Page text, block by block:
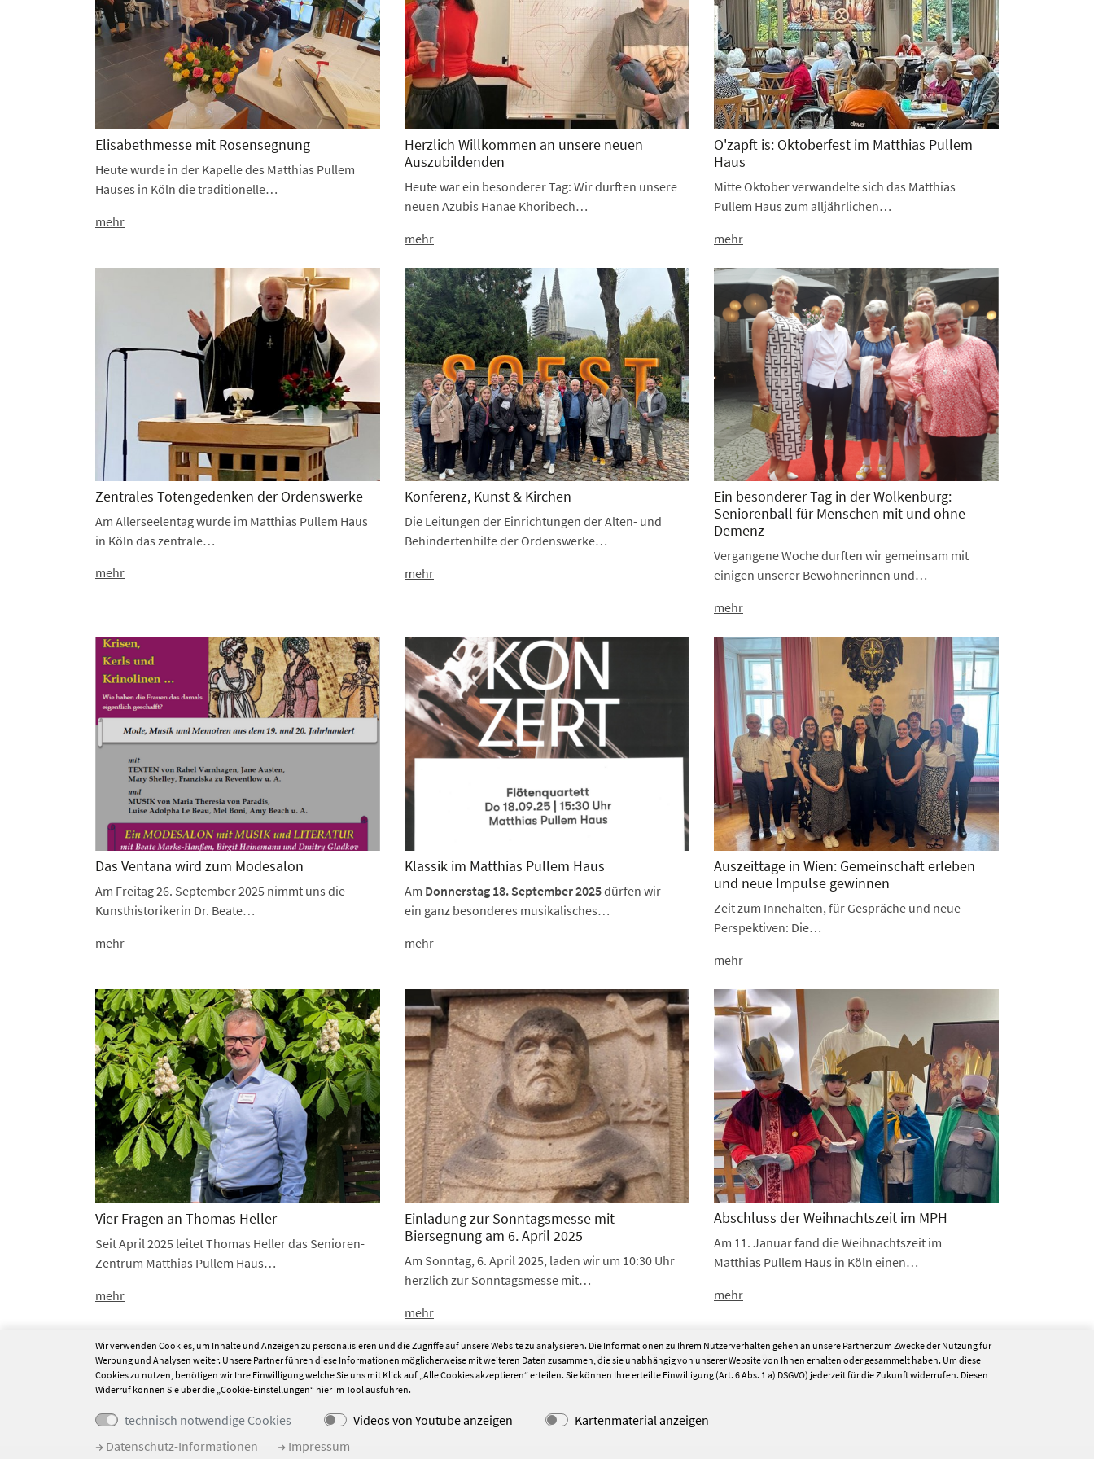
Elisabethmesse mit Rosensegnung
Heute wurde in der Kapelle des Matthias Pullem
Hauses in Köln die traditionelle…
mehr
Herzlich Willkommen an unsere neuen
Auszubildenden
Heute war ein besonderer Tag: Wir durften unsere
neuen Azubis Hanae Khoribech…
mehr
O'zapft is: Oktoberfest im Matthias Pullem
Haus
Mitte Oktober verwandelte sich das Matthias
Pullem Haus zum alljährlichen…
mehr
Zentrales Totengedenken der Ordenswerke
Am Allerseelentag wurde im Matthias Pullem Haus
in Köln das zentrale…
mehr
Konferenz, Kunst & Kirchen
Die Leitungen der Einrichtungen der Alten- und
Behindertenhilfe der Ordenswerke…
mehr
Ein besonderer Tag in der Wolkenburg:
Seniorenball für Menschen mit und ohne
Demenz
Vergangene Woche durften wir gemeinsam mit
einigen unserer Bewohnerinnen und…
mehr
Das Ventana wird zum Modesalon
Am Freitag 26. September 2025 nimmt uns die
Kunsthistorikerin Dr. Beate…
mehr
Klassik im Matthias Pullem Haus
Am Donnerstag 18. September 2025dürfen wir
ein ganz besonderes musikalisches…
mehr
Auszeittage in Wien: Gemeinschaft erleben
und neue Impulse gewinnen
Zeit zum Innehalten, für Gespräche und neue
Perspektiven: Die…
mehr
Vier Fragen an Thomas Heller
Seit April 2025 leitet Thomas Heller das Senioren-
Zentrum Matthias Pullem Haus…
mehr
Einladung zur Sonntagsmesse mit
Biersegnung am 6. April 2025
Am Sonntag, 6. April 2025, laden wir um 10:30 Uhr
herzlich zur Sonntagsmesse mit…
mehr
Abschluss der Weihnachtszeit im MPH
Am 11. Januar fand die Weihnachtszeit im
Matthias Pullem Haus in Köln einen…
mehr
vorherige1 2 3 4 5 6 7 8 9 nächste
Wir verwenden Cookies, um Inhalte und Anzeigen zu personalisieren und die Zugriffe auf unsere Website zu analysieren. Die Informationen zu Ihrem Nutzerverhalten gehen an unsere Partner zum Zwecke der Nutzung für
Werbung und Analysen weiter. Unsere Partner führen diese Informationen möglicherweise mit weiteren Daten zusammen, die sie unabhängig von unserer Website von Ihnen erhalten oder gesammelt haben. Um diese
Cookies zu nutzen, benötigen wir Ihre Einwilligung welche Sie uns mit Klick auf „Alle Cookies akzeptieren“ erteilen. Sie können Ihre erteilte Einwilligung (Art. 6 Abs. 1 a) DSGVO) jederzeit für die Zukunft widerrufen. Diesen
Widerruf können Sie über die „Cookie-Einstellungen“ hier im Tool ausführen.
technisch notwendige Cookies Videos von Youtube anzeigen
Kartenmaterial anzeigen
Datenschutz-Informationen
Impressum